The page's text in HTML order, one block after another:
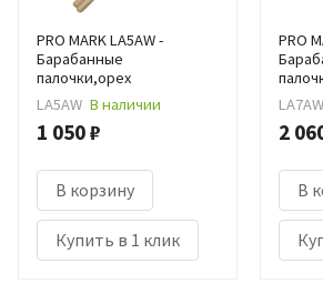
PRO MARK LA5AW -
Барабанные
палочки,орех
LA5AW В наличии
1 050 ₽
В корзину
Купить в 1 клик
PRO
LA7AW
2
В